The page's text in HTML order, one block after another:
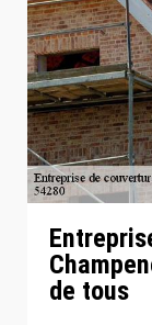
de tous